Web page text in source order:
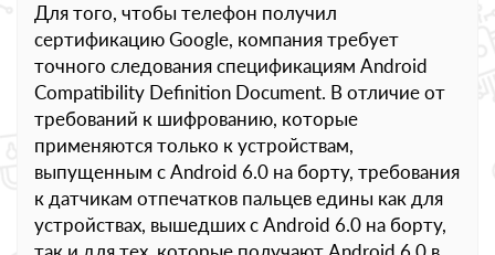
Для того, чтобы телефон получил
сертификацию Google, компания требует
точного следования спецификациям Android
Compatibility Definition Document. В отличие от
требований к шифрованию, которые
применяются только к устройствам,
выпущенным с Android 6.0 на борту, требования
к датчикам отпечатков пальцев едины как для
устройствах, вышедших с Android 6.0 на борту,